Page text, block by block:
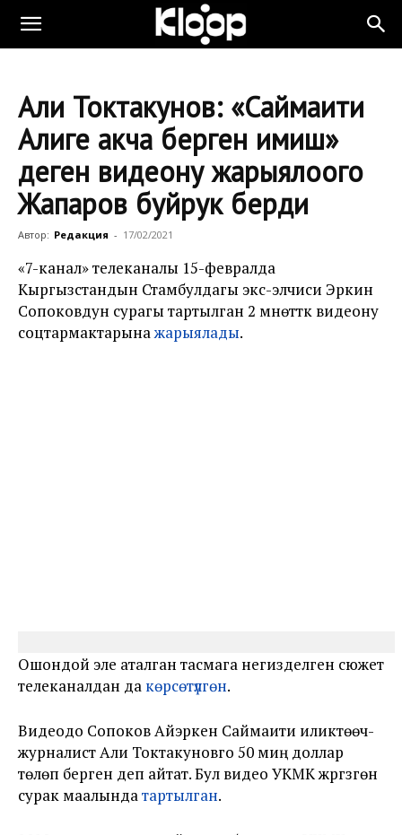
Али Токтакунов: «Саймаити
Алиге акча берген имиш»
деген видеону жарыялоого
Жапаров буйрук берди
Автор: Редакция - 17/02/2021
«7-канал» телеканалы 15-февралда
Кыргызстандын Стамбулдагы экс-элчиси Эркин
Сопоковдун сурагы тартылган 2 мүнөттүк видеону
соцтармактарынажарыялады.
Ошондой эле аталган тасмага негизделген сюжет
телеканалдан да көрсөтүлгөн.
Видеодо Сопоков Айэркен Саймаити иликтөөчү-
журналист Али Токтакуновго 50 миң доллар
төлөп берген деп айтат. Бул видео УКМК жүргүзгөн
сурак маалындатартылган.